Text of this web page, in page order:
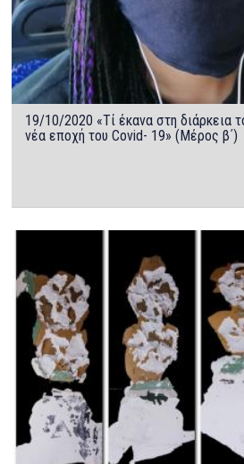
19/10/2020 «Τί έκανα στη διάρκεια
νέα εποχή του Covid- 19» (Μέρος β΄)